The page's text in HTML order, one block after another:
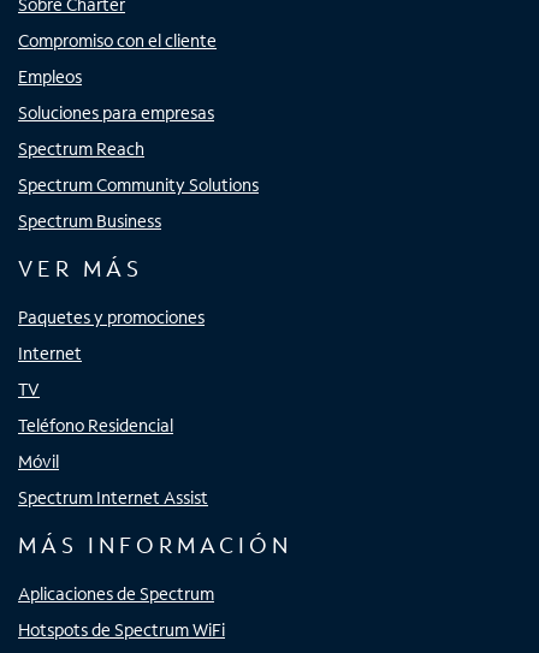
Sobre Charter
Compromiso con el cliente
Empleos
Soluciones para empresas
Spectrum Reach
Spectrum Community Solutions
Spectrum Business
VER MÁS
Paquetes y promociones
Internet
TV
Teléfono Residencial
Móvil
Spectrum Internet Assist
MÁS INFORMACIÓN
Aplicaciones de Spectrum
Hotspots de Spectrum WiFi